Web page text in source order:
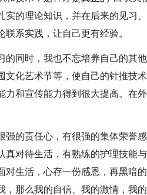
实的理论知识，并在后来的见习
联系实践，让自己更有经验。
的同时，我也不忘培养自己的其
文化艺术节等，使自己的针推技
力和宣传能力得到很大提高。在
强的责任心，有很强的集体荣誉
真对待生活，有熟练的护理技能
对生活，心存一份感恩，再黑暗
，那么我的自信、我的激情，我